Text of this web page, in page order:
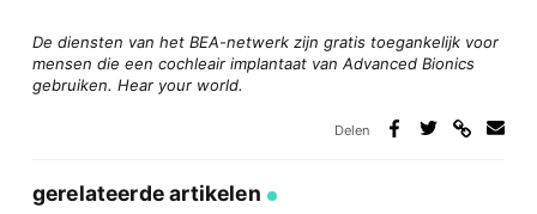
De diensten van het BEA-netwerk zijn gratis toegankelijk voor
mensen die een cochleair implantaat van Advanced Bionics
gebruiken. Hear your world.
Delen
gerelateerde artikelen